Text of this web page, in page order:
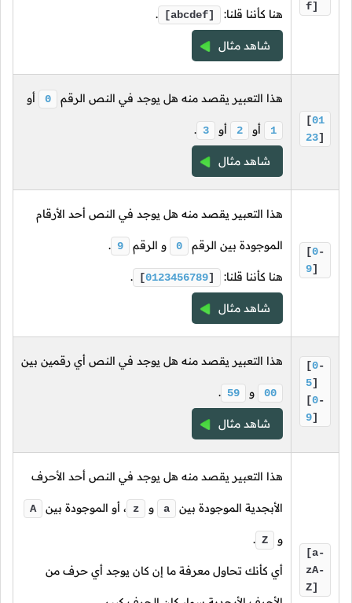
f]
هنا كأننا قلنا: [abcdef]
.
شاهد مثال
[01
23]
هذا التعبير يقصد منه هل يوجد في النص الرقم 0 أو
1 أو 2 أو 3
.
شاهد مثال
[0-
9]
هذا التعبير يقصد منه هل يوجد في النص أحد الأرقام
الموجودة بين الرقم 0 و الرقم 9
.
هنا كأننا قلنا: [0123456789]
.
شاهد مثال
[0-
5]
[0-
9]
هذا التعبير يقصد منه هل يوجد في النص أي رقمين بين
00 و 59
.
شاهد مثال
[a-
zA-
Z]
هذا التعبير يقصد منه هل يوجد في النص أحد الأحرف
الأبجدية الموجودة بين a و z ، أو الموجودة بين A
و Z
.
أي كأنك تحاول معرفة ما إن كان يوجد أي حرف من